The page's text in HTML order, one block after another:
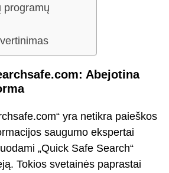
programų
Abejotina
yra netikra paieškos
saugumo ekspertai
„Quick Safe Search“
Tokios svetainės paprastai